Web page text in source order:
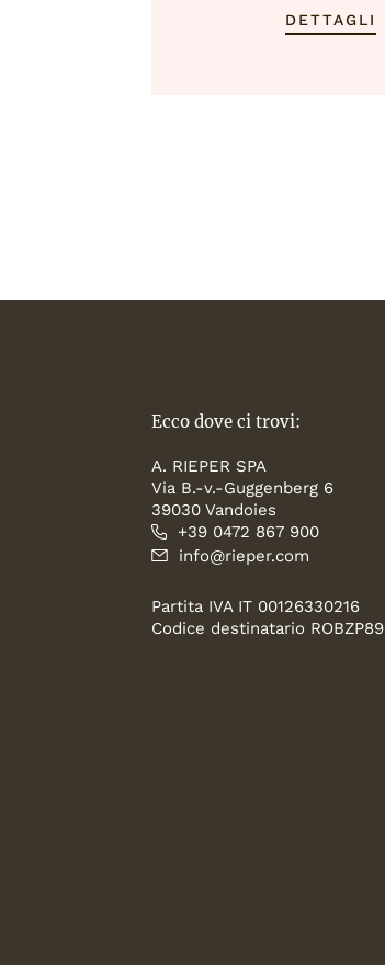
DETTAGLI
Ecco dove ci trovi:
A. RIEPER SPA
Via B.-v.-Guggenberg 6
39030 Vandoies
+39 0472 867 900
info@rieper.com
Partita IVA IT 00126330216
Codice destinatario ROBZP89